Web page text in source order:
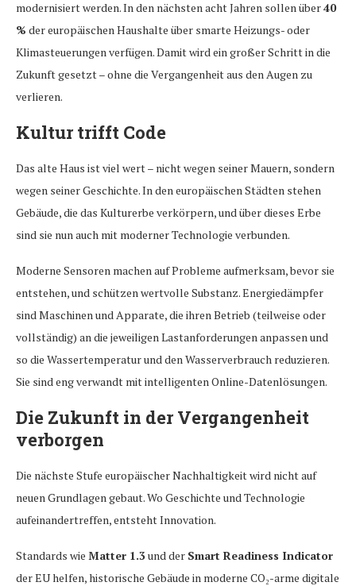
modernisiert werden. In den nächsten acht Jahren sollen über40
% der europäischen Haushalte über smarte Heizungs- oder
Klimasteuerungen verfügen. Damit wird ein großer Schritt in die
Zukunft gesetzt – ohne die Vergangenheit aus den Augen zu
verlieren.
Kultur trifft Code
Das alte Haus ist viel wert – nicht wegen seiner Mauern, sondern
wegen seiner Geschichte. In den europäischen Städten stehen
Gebäude, die das Kulturerbe verkörpern, und über dieses Erbe
sind sie nun auch mit moderner Technologie verbunden.
Moderne Sensoren machen auf Probleme aufmerksam, bevor sie
entstehen, und schützen wertvolle Substanz. Energiedämpfer
sind Maschinen und Apparate, die ihren Betrieb (teilweise oder
vollständig) an die jeweiligen Lastanforderungen anpassen und
so die Wassertemperatur und den Wasserverbrauch reduzieren.
Sie sind eng verwandt mit intelligenten Online-Datenlösungen.
Die Zukunft in der Vergangenheit
verborgen
Die nächste Stufe europäischer Nachhaltigkeit wird nicht auf
neuen Grundlagen gebaut. Wo Geschichte und Technologie
aufeinandertreffen, entsteht Innovation.
Standards wie Matter 1.3und der Smart Readiness Indicator
der EU helfen, historische Gebäude in moderne CO₂-arme digitale